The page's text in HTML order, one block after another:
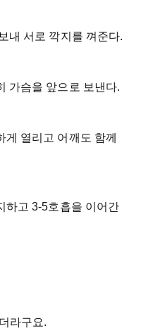
내 서로 깍지를 껴준다.
가슴을 앞으로 보낸다.
열리고 어깨도 함께
하고 3-5호흡을 이어간
라구요.